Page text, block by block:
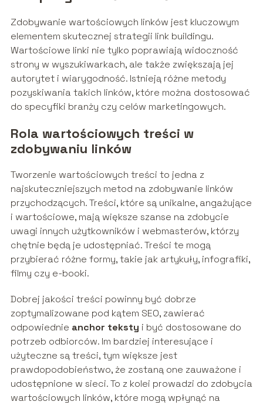
Zdobywanie wartościowych linków jest kluczowym
elementem skutecznej strategii link buildingu.
Wartościowe linki nie tylko poprawiają widoczność
strony w wyszukiwarkach, ale także zwiększają jej
autorytet i wiarygodność. Istnieją różne metody
pozyskiwania takich linków, które można dostosować
do specyfiki branży czy celów marketingowych.
Rola wartościowych treści w
zdobywaniu linków
Tworzenie wartościowych treści to jedna z
najskuteczniejszych metod na zdobywanie linków
przychodzących. Treści, które są unikalne, angażujące
i wartościowe, mają większe szanse na zdobycie
uwagi innych użytkowników i webmasterów, którzy
chętnie będą je udostępniać. Treści te mogą
przybierać różne formy, takie jak artykuły, infografiki,
filmy czy e-booki.
Dobrej jakości treści powinny być dobrze
zoptymalizowane pod kątem SEO, zawierać
odpowiednie anchor teksty i być dostosowane do
potrzeb odbiorców. Im bardziej interesujące i
użyteczne są treści, tym większe jest
prawdopodobieństwo, że zostaną one zauważone i
udostępnione w sieci. To z kolei prowadzi do zdobycia
wartościowych linków, które mogą wpłynąć na